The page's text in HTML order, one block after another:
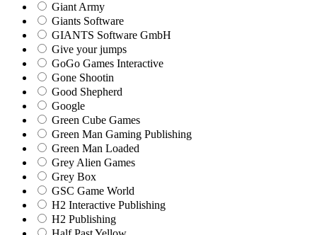
Giant Army
Giants Software
GIANTS Software GmbH
Give your jumps
GoGo Games Interactive
Gone Shootin
Good Shepherd
Google
Green Cube Games
Green Man Gaming Publishing
Green Man Loaded
Grey Alien Games
Grey Box
GSC Game World
H2 Interactive Publishing
H2 Publishing